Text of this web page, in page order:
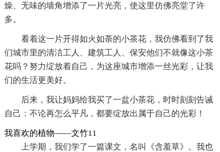
燥、无味的墙角增添了一片光亮，使这里仿佛亮堂了许
多。
看着这一片开得如火如荼的小茶花，我仿佛看到了我
们城市里的清洁工人、建筑工人、保安他们不就像这小茶
花吗？努力绽放着自己，为这座城市增添一丝光彩，让我
们的生活更美好。
后来，我让妈妈给我买了一盆小茶花，时时刻刻告诫
自己：不论再怎么平凡，都要绽放出属于自己的光彩！
我喜欢的植物——文竹11
上学期，我们学了一篇课文，名叫《含羞草》。我也